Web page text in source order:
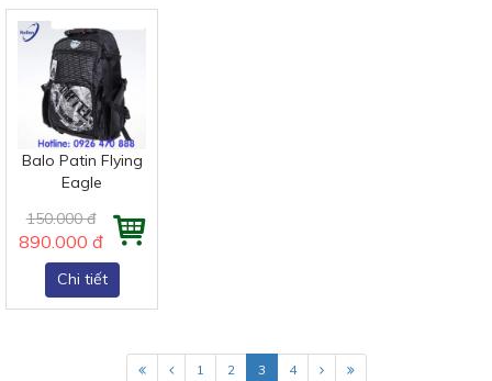
Balo Patin Flying
Eagle
150.000 đ
890.000 đ
Chi tiết
1 2 3 4